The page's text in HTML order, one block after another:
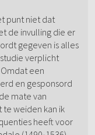
punt niet dat
de invulling die er
gegeven is alles
verplicht
een
en gesponsord
mate van
weiden kan ik
heeft voor